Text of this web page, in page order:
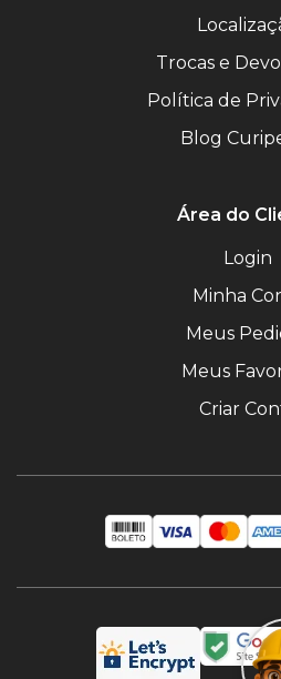
Trocas e
Política de
Blog
Área do
Login
Minha
Meus
Meus
Criar